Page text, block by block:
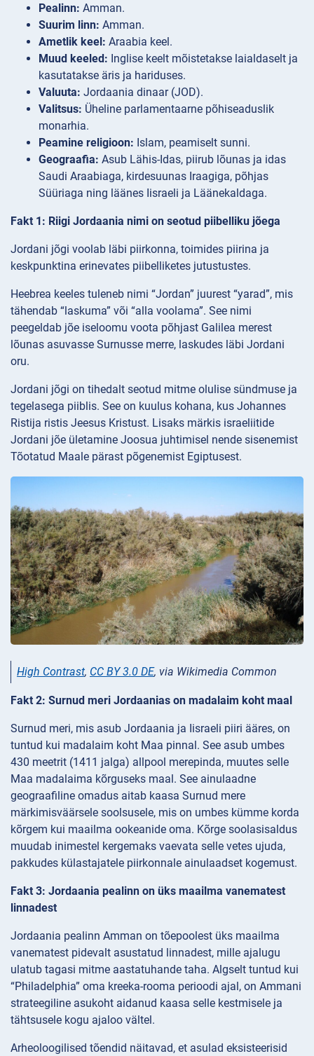
Pealinn: Amman.
Suurim linn: Amman.
Ametlik keel: Araabia keel.
Muud keeled: Inglise keelt mõistetakse laialdaselt ja
kasutatakse äris ja hariduses.
Valuuta: Jordaania dinaar (JOD).
Valitsus: Üheline parlamentaarne põhiseaduslik
monarhia.
Peamine religioon: Islam, peamiselt sunni.
Geograafia: Asub Lähis-Idas, piirub lõunas ja idas
Saudi Araabiaga, kirdesuunas Iraagiga, põhjas
Süüriaga ning läänes Iisraeli ja Läänekaldaga.
Fakt 1: Riigi Jordaania nimi on seotud piibelliku jõega
Jordani jõgi voolab läbi piirkonna, toimides piirina ja
keskpunktina erinevates piibelliketes jutustustes.
Heebrea keeles tuleneb nimi “Jordan” juurest “yarad”, mis
tähendab “laskuma” või “alla voolama”. See nimi
peegeldab jõe iseloomu voota põhjast Galilea merest
lõunas asuvasse Surnusse merre, laskudes läbi Jordani
oru.
Jordani jõgi on tihedalt seotud mitme olulise sündmuse ja
tegelasega piiblis. See on kuulus kohana, kus Johannes
Ristija ristis Jeesus Kristust. Lisaks märkis israeliitide
Jordani jõe ületamine Joosua juhtimisel nende sisenemist
Tõotatud Maale pärast põgenemist Egiptusest.
High Contrast, CC BY 3.0 DE, via Wikimedia Common
Fakt 2: Surnud meri Jordaanias on madalaim koht maal
Surnud meri, mis asub Jordaania ja Iisraeli piiri ääres, on
tuntud kui madalaim koht Maa pinnal. See asub umbes
430 meetrit (1411 jalga) allpool merepinda, muutes selle
Maa madalaima kõrguseks maal. See ainulaadne
geograafiline omadus aitab kaasa Surnud mere
märkimisväärsele soolsusele, mis on umbes kümme korda
kõrgem kui maailma ookeanide oma. Kõrge soolasisaldus
muudab inimestel kergemaks vaevata selle vetes ujuda,
pakkudes külastajatele piirkonnale ainulaadset kogemust.
Fakt 3: Jordaania pealinn on üks maailma vanematest
linnadest
Jordaania pealinn Amman on tõepoolest üks maailma
vanematest pidevalt asustatud linnadest, mille ajalugu
ulatub tagasi mitme aastatuhande taha. Algselt tuntud kui
“Philadelphia” oma kreeka-rooma perioodi ajal, on Ammani
strateegiline asukoht aidanud kaasa selle kestmisele ja
tähtsusele kogu ajaloo vältel.
Arheoloogilised tõendid näitavad, et asulad eksisteerisid